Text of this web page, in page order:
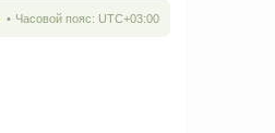
Часовой пояс: UTC+03:00